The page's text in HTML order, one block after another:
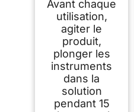
Avant chaque
utilisation,
agiter le
produit,
plonger les
instruments
dans la
solution
pendant 15